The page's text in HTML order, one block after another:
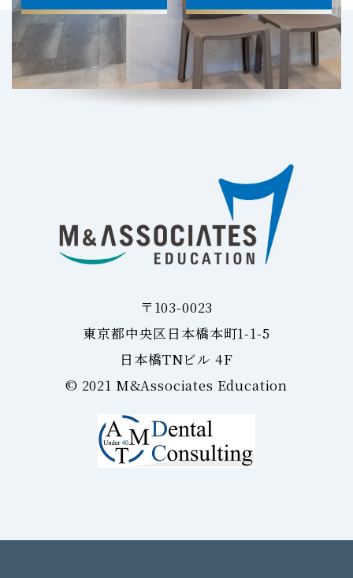
〒103-0023
東京都中央区日本橋本町1-1-5
日本橋TNビル 4F
©︎ 2021 M&Associates Education